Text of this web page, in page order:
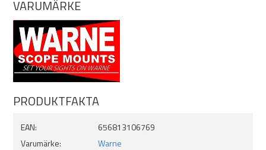
Tillgängliga som fasta i 1" och 30mm.
Specifikationer:
Höjd: mått B.
Medium: 9,5mm
VARUMÄRKE
PRODUKTFAKTA
EAN:
656813106769
Varumärke:
Warne